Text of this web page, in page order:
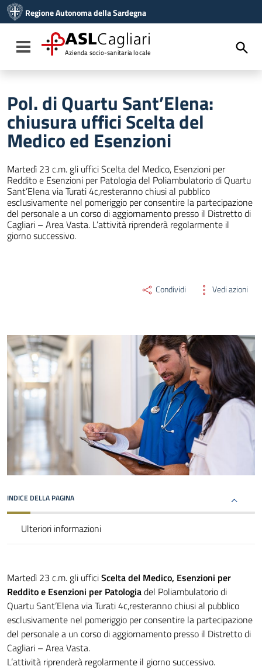
Vai al menu di navigazione
Vai al footer
Regione Autonoma della Sardegna
Toggle navigation
ASLCagliari
Azienda socio-sanitaria locale
Pol. di Quartu Sant’Elena:
chiusura uffici Scelta del
Medico ed Esenzioni
Martedì 23 c.m. gli uffici Scelta del Medico, Esenzioni per
Reddito e Esenzioni per Patologia del Poliambulatorio di Quartu
Sant’Elena via Turati 4c,resteranno chiusi al pubblico
esclusivamente nel pomeriggio per consentire la partecipazione
del personale a un corso di aggiornamento presso il Distretto di
Cagliari – Area Vasta. L’attività riprenderà regolarmente il
giorno successivo.
Condividi Vedi azioni
INDICE DELLA PAGINA
Ulteriori informazioni
Martedì 23 c.m. gli ufficiScelta del Medico, Esenzioni per
Reddito e Esenzioni per Patologiadel Poliambulatorio di
Quartu Sant’Elena via Turati 4c,resteranno chiusi al pubblico
esclusivamente nel pomeriggio per consentire la partecipazione
del personale a un corso di aggiornamento presso il Distretto di
Cagliari – Area Vasta.
L’attività riprenderà regolarmente il giorno successivo.